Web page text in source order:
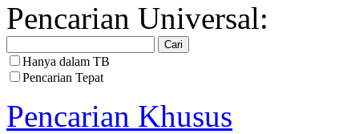
Pencarian Universal:
Hanya dalam TB
Pencarian Tepat
Pencarian Khusus